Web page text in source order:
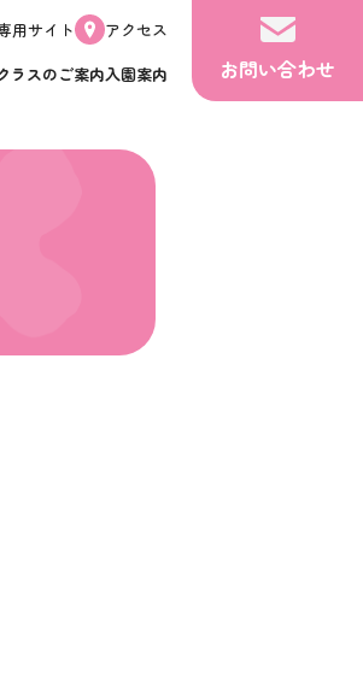
用サイト
アクセス
ラスのご案内入園案内 お問い合わせ